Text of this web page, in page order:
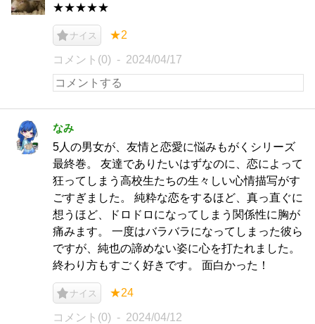
★★★★★
ナイス ★2
コメント(0) 2024/04/17
なみ
5人の男女が、友情と恋愛に悩みもがくシリーズ
最終巻。 友達でありたいはずなのに、恋によって
狂ってしまう高校生たちの生々しい心情描写がす
ごすぎました。 純粋な恋をするほど、真っ直ぐに
想うほど、ドロドロになってしまう関係性に胸が
痛みます。 一度はバラバラになってしまった彼ら
ですが、純也の諦めない姿に心を打たれました。
終わり方もすごく好きです。 面白かった！
ナイス ★24
コメント(0) 2024/04/12